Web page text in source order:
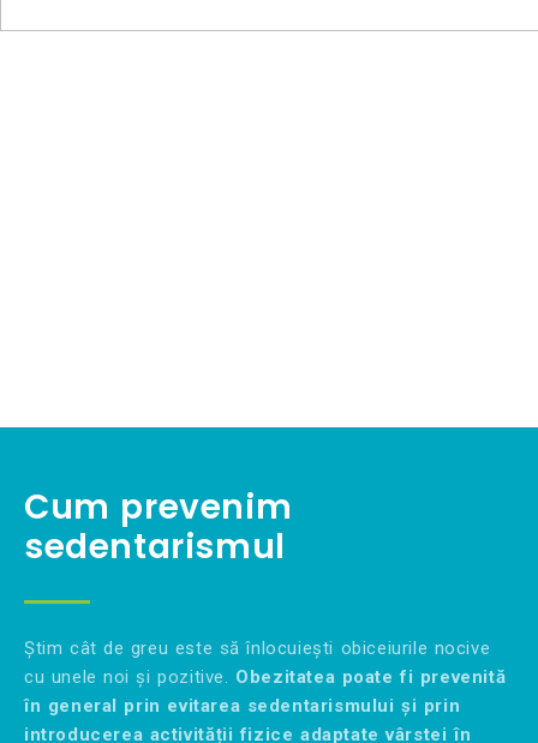
Cum prevenim
sedentarismul
Știm cât de greu este să înlocuiești obiceiurile nocive
cu unele noi și pozitive. Obezitatea poate fi prevenită
în general prin evitarea sedentarismului și prin
introducerea activității fizice adaptate vârstei în